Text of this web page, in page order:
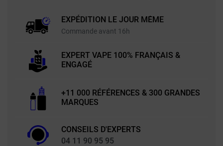
EXPÉDITION LE JOUR MÊME
Commande avant 16h
EXPERT VAPE 100% FRANÇAIS &
ENGAGÉ
+11 000 RÉFÉRENCES & 300 GRANDES
MARQUES
CONSEILS D'EXPERTS
04 11 90 95 95